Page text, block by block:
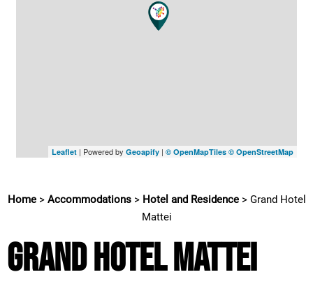
Leaflet | Powered by Geoapify | © OpenMapTiles © OpenStreetMap
Home> Accommodations> Hotel and Residence> Grand Hotel
Mattei
Grand Hotel Mattei